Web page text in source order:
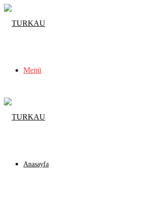
Menü
Anasayfa